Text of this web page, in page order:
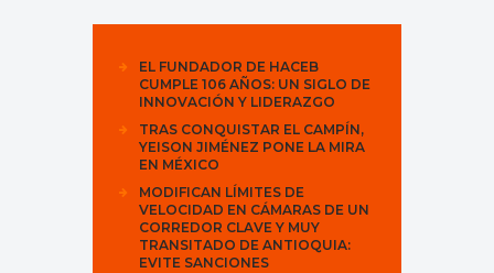
EL FUNDADOR DE HACEB
CUMPLE 106 AÑOS: UN SIGLO DE
INNOVACIÓN Y LIDERAZGO
TRAS CONQUISTAR EL CAMPÍN,
YEISON JIMÉNEZ PONE LA MIRA
EN MÉXICO
MODIFICAN LÍMITES DE
VELOCIDAD EN CÁMARAS DE UN
CORREDOR CLAVE Y MUY
TRANSITADO DE ANTIOQUIA:
EVITE SANCIONES